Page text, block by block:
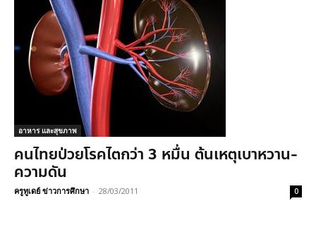
อาหาร และสุขภาพ
คนไทยป่วยโรคไตกว่า 3 หมื่น ต้นเหตุเบาหวาน-
ความดัน
ครูทูเดย์ ข่าวการศึกษา - 28/03/2011 0